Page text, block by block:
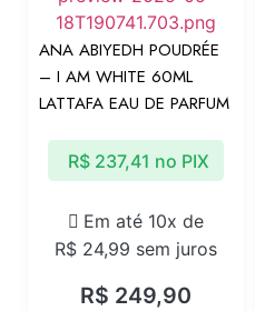
ANA ABIYEDH POUDRÉE
– I AM WHITE 60ML
LATTAFA EAU DE PARFUM
R$ 249,90
Em até 10x de
R$ 24,99 sem juros
R$237,41 no PIX